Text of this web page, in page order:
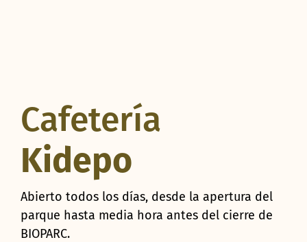
Cafetería
Kidepo
Abierto todos los días, desde la apertura del
parque hasta media hora antes del cierre de
BIOPARC.